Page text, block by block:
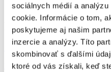
sociálnych médií a
cookie. Informácie o tom,
poskytujeme aj našim
inzercie a analýzy. Títo
skombinovať s ďalšími
ktoré od vás získali, keď
Realization – Wilfersdorf
Produkt z realizácie
Zľava 38 %
FROZEN